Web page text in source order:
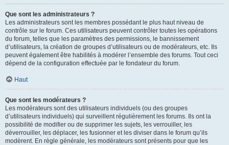
Que sont les administrateurs ?
Les administrateurs sont les membres possédant le plus haut niveau de
contrôle sur le forum. Ces utilisateurs peuvent contrôler toutes les opérations
du forum, telles que les paramètres des permissions, le bannissement
d’utilisateurs, la création de groupes d’utilisateurs ou de modérateurs, etc. Ils
peuvent également être habilités à modérer l’ensemble des forums. Tout ceci
dépend de la configuration effectuée par le fondateur du forum.
Haut
Que sont les modérateurs ?
Les modérateurs sont des utilisateurs individuels (ou des groupes
d’utilisateurs individuels) qui surveillent régulièrement les forums. Ils ont la
possibilité de modifier ou de supprimer les sujets, les verrouiller, les
déverrouiller, les déplacer, les fusionner et les diviser dans le forum qu’ils
modèrent. En règle générale, les modérateurs sont présents pour que les